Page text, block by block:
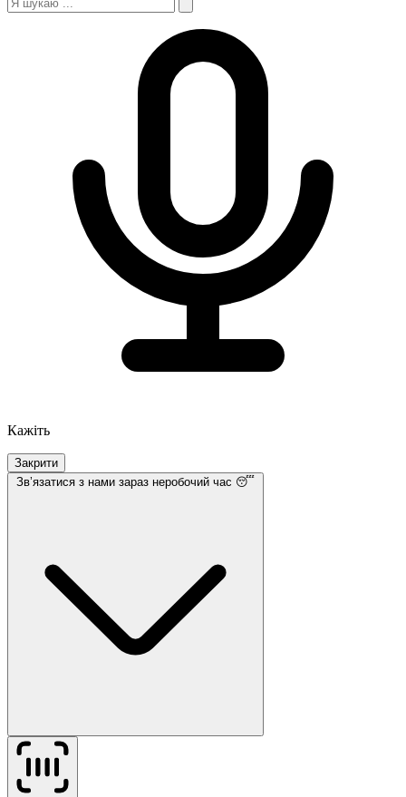
Кажіть
Закрити
Звʼязатися з нами зараз неробочий час 😴